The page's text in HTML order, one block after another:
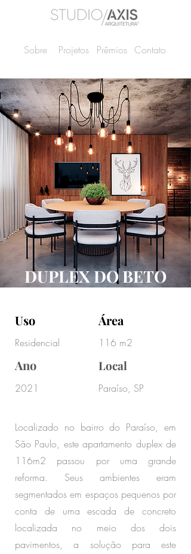
Sobre Projetos Prêmios Contato
DUPLEX DO BETO
Uso
Residencial
Ano
2021
Área
116 m2
Local
Paraíso, SP
Localizado no bairro do Paraíso, em
São Paulo, este apartamento duplex de
116m2 passou por uma grande
reforma. Seus ambientes eram
segmentados em espaços pequenos por
conta de uma escada de concreto
localizada no meio dos dois
pavimentos, a solução para este